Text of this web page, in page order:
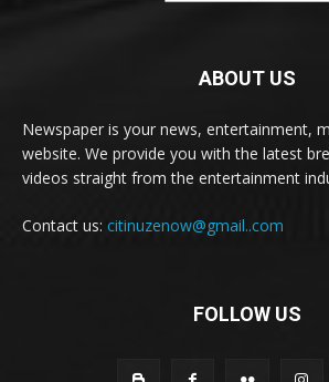
ABOUT US
Newspaper is your news, entertainment,
website. We provide you with the latest
videos straight from the entertainment
Contact us: citinuzenow@gmail..com
FOLLOW US